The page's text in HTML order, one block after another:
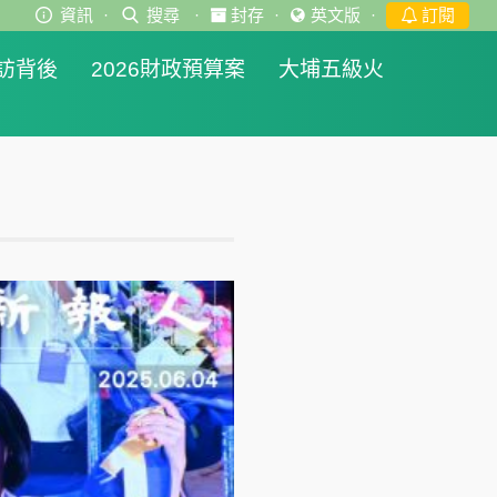
資訊 · 搜尋 · 封存 · 英文版 · 訂閱
背後 2026財政預算案 大埔五級火